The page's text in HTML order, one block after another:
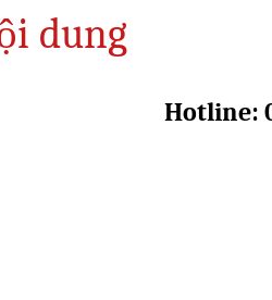
dung
Hotline: